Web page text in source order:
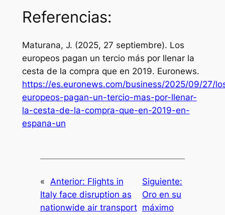
Referencias:
Maturana, J. (2025, 27 septiembre). Los
europeos pagan un tercio más por llenar la
cesta de la compra que en 2019. Euronews.
https://es.euronews.com/business/2025/09/27/
europeos-pagan-un-tercio-mas-por-llenar-
la-cesta-de-la-compra-que-en-2019-en-
espana-un
« Anterior: Flights in
Italy face disruption as
nationwide air transport
Siguiente:
Oro en su
máximo